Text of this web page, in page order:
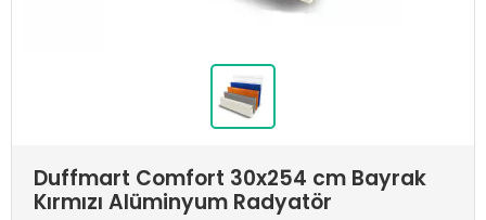
Duffmart Comfort 30x254 cm Bayrak
Kırmızı Alüminyum Radyatör